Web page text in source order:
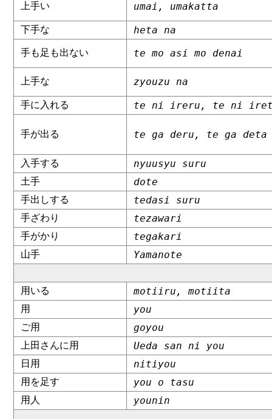
上手い umai, umakatta
下手な heta na
手も足も出ない te mo asi mo denai
上手な zyouzu na
手に入れる te ni ireru, te ni
手が出る te ga deru, te ga deta
入手する nyuusyu suru
土手 dote
手出しする tedasi suru
手ざわり tezawari
手がかり tegakari
山手 Yamanote
用いる motiiru, motiita
用 you
ご用 goyou
上田さんに用 Ueda san ni you
日用 nitiyou
用を足す you o tasu
用人 younin